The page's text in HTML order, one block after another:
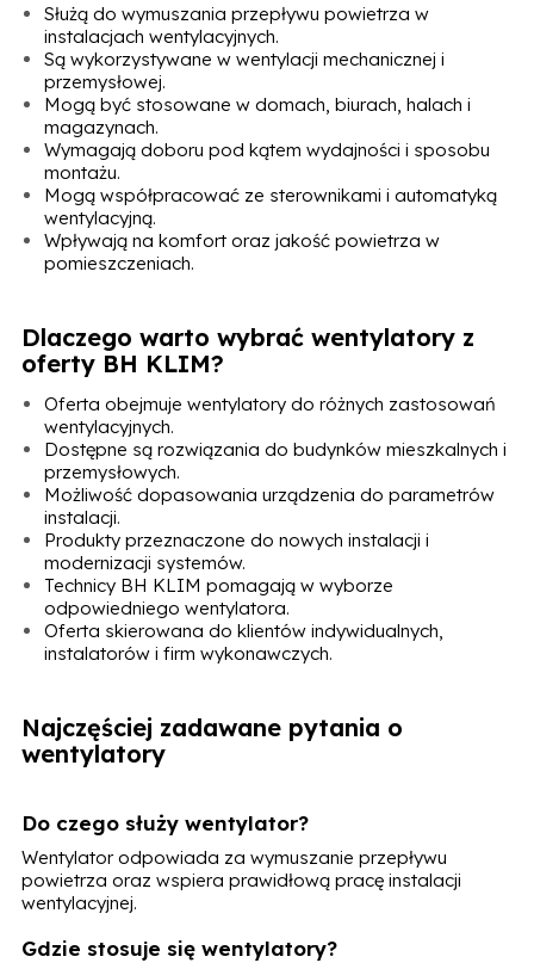
Służą do wymuszania przepływu powietrza w
instalacjach wentylacyjnych.
Są wykorzystywane w wentylacji mechanicznej i
przemysłowej.
Mogą być stosowane w domach, biurach, halach i
magazynach.
Wymagają doboru pod kątem wydajności i sposobu
montażu.
Mogą współpracować ze sterownikami i automatyką
wentylacyjną.
Wpływają na komfort oraz jakość powietrza w
pomieszczeniach.
Dlaczego warto wybrać wentylatory z
oferty BH KLIM?
Oferta obejmuje wentylatory do różnych zastosowań
wentylacyjnych.
Dostępne są rozwiązania do budynków mieszkalnych i
przemysłowych.
Możliwość dopasowania urządzenia do parametrów
instalacji.
Produkty przeznaczone do nowych instalacji i
modernizacji systemów.
Technicy BH KLIM pomagają w wyborze
odpowiedniego wentylatora.
Oferta skierowana do klientów indywidualnych,
instalatorów i firm wykonawczych.
Najczęściej zadawane pytania o
wentylatory
Do czego służy wentylator?
Wentylator odpowiada za wymuszanie przepływu
powietrza oraz wspiera prawidłową pracę instalacji
wentylacyjnej.
Gdzie stosuje się wentylatory?